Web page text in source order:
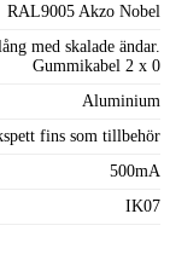
RAL9005 Akzo Nobel
med skalade ändar.
Gummikabel 2 x 0
Aluminium
fins som tillbehör
500mA
IK07